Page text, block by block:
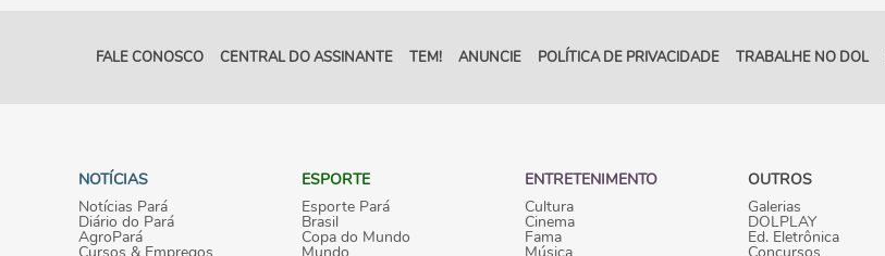
FALE CONOSCO CENTRAL DO ASSINANTE TEM! ANUNCIE POLÍTICA DE PRIVACIDADE TRABALHE NO DOL
NOTÍCIAS
Notícias Pará
Diário do Pará
AgroPará
Cursos & Empregos
ESPORTE
Esporte Pará
Brasil
Copa do Mundo
Mundo
ENTRETENIMENTO
Cultura
Cinema
Fama
Música
OUTROS
Galerias
DOLPLAY
Ed. Eletrônica
Concursos